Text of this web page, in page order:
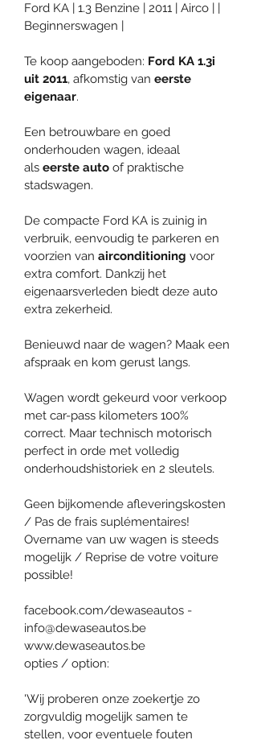
Ford KA | 1.3 Benzine | 2011 | Airco | |
Beginnerswagen |
Te koop aangeboden: Ford KA 1.3i
uit 2011, afkomstig van eerste
eigenaar.
Een betrouwbare en goed
onderhouden wagen, ideaal
als eerste auto of praktische
stadswagen.
De compacte Ford KA is zuinig in
verbruik, eenvoudig te parkeren en
voorzien van airconditioning voor
extra comfort. Dankzij het
eigenaarsverleden biedt deze auto
extra zekerheid.
Benieuwd naar de wagen? Maak een
afspraak en kom gerust langs.
Wagen wordt gekeurd voor verkoop
met car-pass kilometers 100%
correct. Maar technisch motorisch
perfect in orde met volledig
onderhoudshistoriek en 2 sleutels.
Geen bijkomende afleveringskosten
/ Pas de frais suplémentaires!
Overname van uw wagen is steeds
mogelijk / Reprise de votre voiture
possible!
facebook.com/dewaseautos -
info@dewaseautos.be
www.dewaseautos.be
opties / option:
'Wij proberen onze zoekertje zo
zorgvuldig mogelijk samen te
stellen, voor eventuele fouten